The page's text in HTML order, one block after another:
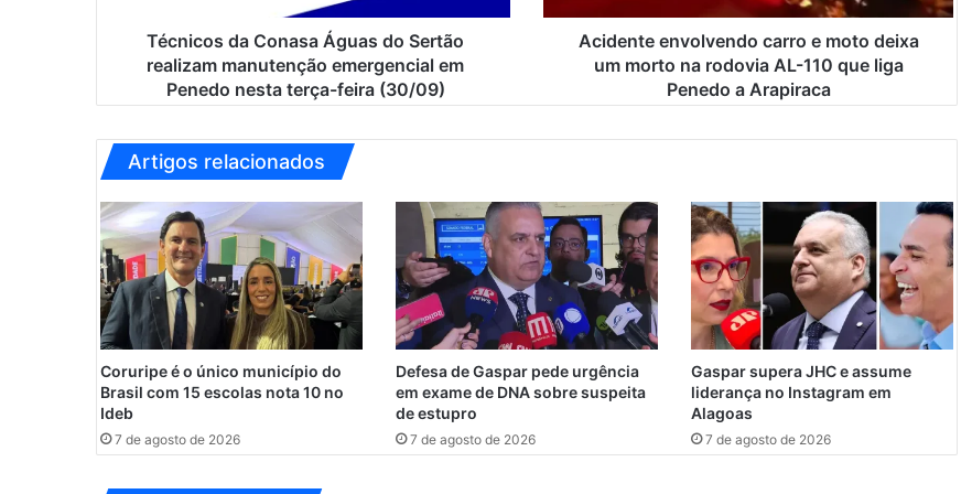
n
a
Á
g
u
a
s
d
o
S
e
r
t
ã
Técnicos da Conasa Águas do Sertão
realizam manutenção emergencial em
Penedo nesta terça-feira (30/09)
e
l
d
o
c
a
r
o
m
o
Acidente envolvendo carro e moto deixa
um morto na rodovia AL-110 que liga
Penedo a Arapiraca
Artigos relacionados
Coruripe é o único município do
Brasil com 15 escolas nota 10 no
Ideb
7 de agosto de 2026
Defesa de Gaspar pede urgência
em exame de DNA sobre suspeita
de estupro
7 de agosto de 2026
Gaspar supera JHC e assume
liderança no Instagram em
Alagoas
7 de agosto de 2026